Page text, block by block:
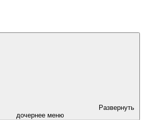
Развернуть
дочернее меню